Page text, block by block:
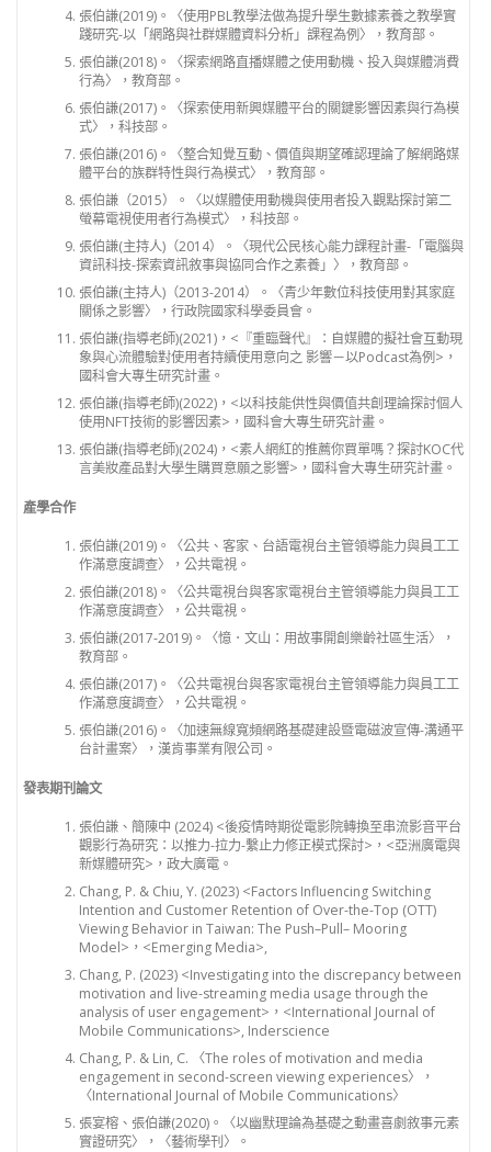
張伯謙(2019)。〈使用PBL教學法做為提升學生數據素養之教學實
踐研究-以「網路與社群媒體資料分析」課程為例〉，教育部。
張伯謙(2018)。〈探索網路直播媒體之使用動機、投入與媒體消費
行為〉，教育部。
張伯謙(2017)。〈探索使用新興媒體平台的關鍵影響因素與行為模
式〉，科技部。
張伯謙(2016)。〈整合知覺互動、價值與期望確認理論了解網路媒
體平台的族群特性與行為模式〉，教育部。
張伯謙（2015）。〈以媒體使用動機與使用者投入觀點探討第二
螢幕電視使用者行為模式〉，科技部。
張伯謙(主持人)（2014）。〈現代公民核心能力課程計畫-「電腦與
資訊科技-探索資訊敘事與協同合作之素養」〉，教育部。
張伯謙(主持人)（2013-2014）。〈青少年數位科技使用對其家庭
關係之影響〉，行政院國家科學委員會。
張伯謙(指導老師)(2021)，<『重臨聲代』：自媒體的擬社會互動現
象與心流體驗對使用者持續使用意向之 影響－以Podcast為例>，
國科會大專生研究計畫。
張伯謙(指導老師)(2022)，<以科技能供性與價值共創理論探討個人
使用NFT技術的影響因素>，國科會大專生研究計畫。
張伯謙(指導老師)(2024)，<素人網紅的推薦你買單嗎？探討KOC代
言美妝產品對大學生購買意願之影響>，國科會大專生研究計畫。
產學合作
張伯謙(2019)。〈公共、客家、台語電視台主管領導能力與員工工
作滿意度調查〉，公共電視。
張伯謙(2018)。〈公共電視台與客家電視台主管領導能力與員工工
作滿意度調查〉，公共電視。
張伯謙(2017-2019)。〈憶．文山：用故事開創樂齡社區生活〉，
教育部。
張伯謙(2017)。〈公共電視台與客家電視台主管領導能力與員工工
作滿意度調查〉，公共電視。
張伯謙(2016)。〈加速無線寬頻網路基礎建設暨電磁波宣傳-溝通平
台計畫案〉，漢肯事業有限公司。
發表期刊論文
張伯謙、簡陳中 (2024) <後疫情時期從電影院轉換至串流影音平台
觀影行為研究：以推力-拉力-繫止力修正模式探討>，<亞洲廣電與
新媒體研究>，政大廣電。
Chang, P. & Chiu, Y. (2023) <Factors Influencing Switching
Intention and Customer Retention of Over-the-Top (OTT)
Viewing Behavior in Taiwan: The Push–Pull– Mooring
Model>，<Emerging Media>,
Chang, P. (2023) <Investigating into the discrepancy between
motivation and live-streaming media usage through the
analysis of user engagement>，<International Journal of
Mobile Communications>, Inderscience
Chang, P. & Lin, C. 〈The roles of motivation and media
engagement in second-screen viewing experiences〉，
〈International Journal of Mobile Communications〉
張宴榕、張伯謙(2020)。〈以幽默理論為基礎之動畫喜劇敘事元素
實證研究〉，〈藝術學刊〉。